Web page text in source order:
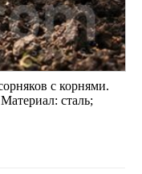
с корнями.
сталь;